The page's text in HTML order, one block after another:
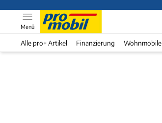
Menü
Alle pro+ Artikel Finanzierung Wohnmobile